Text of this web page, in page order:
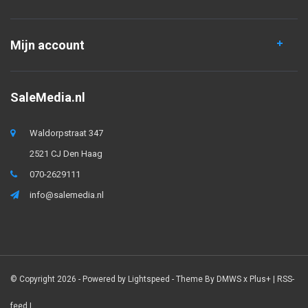
Mijn account
SaleMedia.nl
Waldorpstraat 347
2521 CJ Den Haag
070-2629111
info@salemedia.nl
© Copyright 2026 - Powered by Lightspeed - Theme By DMWS x Plus+ | RSS-
feed |